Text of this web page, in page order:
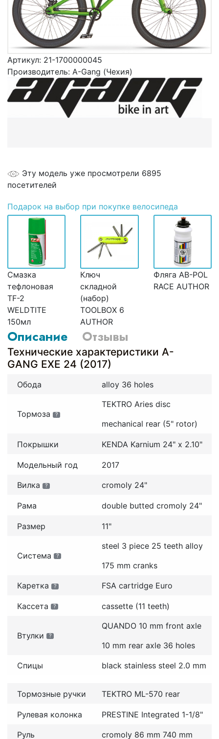
Артикул: 21-1700000045
Производитель: A-Gang (Чехия)
Эту модель уже просмотрели 6895
посетителей
Подарок на выбор при покупке велосипеда
Смазка
тефлоновая
TF-2
WELDTITE
150мл
Ключ
складной
(набор)
TOOLBOX 6
AUTHOR
Фляга AB-POL
RACE AUTHOR
Описание Отзывы
Технические характеристики A-
GANG EXE 24 (2017)
Обода alloy 36 holes
Тормоза ?
TEKTRO Aries disc
mechanical rear (5" rotor)
Покрышки KENDA Karnium 24" x 2.10"
Модельный год 2017
Вилка ? cromoly 24"
Рама double butted cromoly 24"
Размер 11"
Система ?
steel 3 piece 25 teeth alloy
175 mm cranks
Каретка ? FSA cartridge Euro
Кассета ? cassette (11 teeth)
Втулки ?
QUANDO 10 mm front axle
10 mm rear axle 36 holes
Спицы black stainless steel 2.0 mm
Тормозные ручки TEKTRO ML-570 rear
Рулевая колонка PRESTINE Integrated 1-1/8"
Руль cromoly 86 mm 740 mm